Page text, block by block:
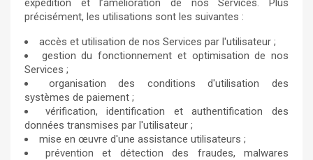
expédition et l’amélioration de nos Services. Plus
précisément, les utilisations sont les suivantes :
accès et utilisation de nos Services par l'utilisateur ;
gestion du fonctionnement et optimisation de nos
Services ;
organisation des conditions d'utilisation des
systèmes de paiement ;
vérification, identification et authentification des
données transmises par l'utilisateur ;
mise en œuvre d'une assistance utilisateurs ;
prévention et détection des fraudes, malwares